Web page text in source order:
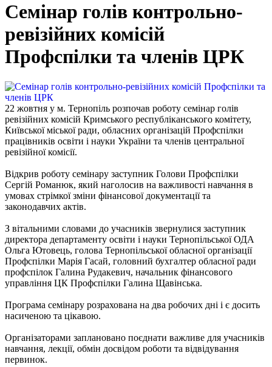
Семінар голів контрольно-
ревізійних комісій
Профспілки та членів ЦРК
22 жовтня у м. Тернопіль розпочав роботу семінар голів
ревізійних комісій Кримського республіканського комітету,
Київської міської ради, обласних організацій Профспілки
працівників освіти і науки України та членів центральної
ревізійної комісії.
Відкрив роботу семінару заступник Голови Профспілки
Сергій Романюк, який наголосив на важливості навчання в
умовах стрімкої зміни фінансової документації та
законодавчих актів.
З вітальними словами до учасників звернулися заступник
директора департаменту освіти і науки Тернопільської ОДА
Ольга Ютовець, голова Тернопільської обласної організації
Профспілки Марія Гасай, головний бухгалтер обласної ради
профспілок Галина Рудакевич, начальник фінансового
управління ЦК Профспілки Галина Щавінська.
Програма семінару розрахована на два робочих дні і є досить
насиченою та цікавою.
Організаторами заплановано поєднати важливе для учасників
навчання, лекції, обмін досвідом роботи та відвідування
первинок.